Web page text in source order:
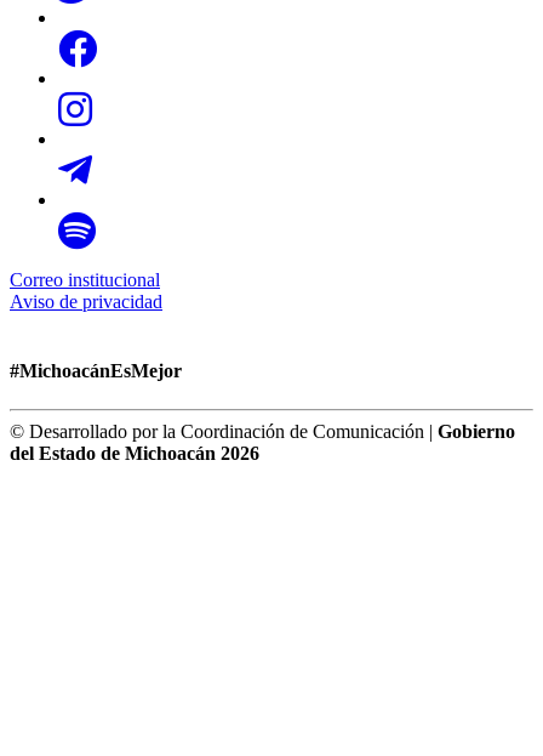
Correo institucional
Aviso de privacidad
#MichoacánEsMejor
© Desarrollado por la Coordinación de Comunicación | Gobierno
del Estado de Michoacán 2026